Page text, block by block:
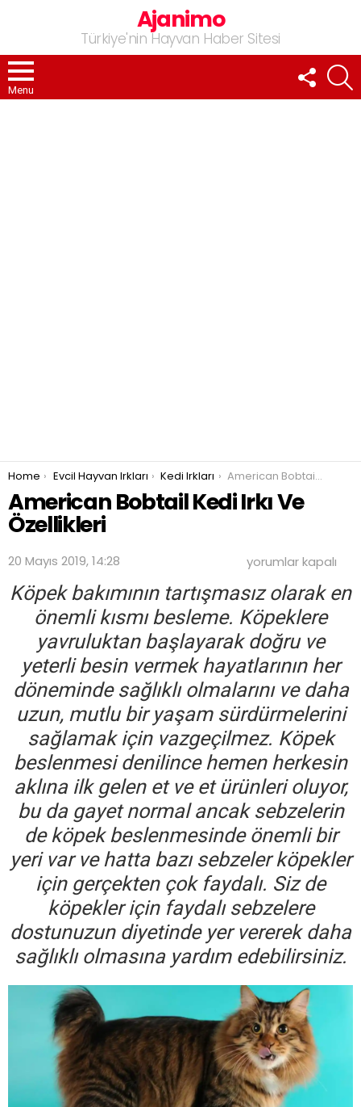
Ajanimo
Türkiye'nin Hayvan Haber Sitesi
Menu
FOLLOW
US
You are here:
Home Evcil Hayvan Irkları Kedi Irkları American Bobtail Kedi Irkı Ve Özellikleri
American Bobtail Kedi Irkı Ve
Özellikleri
20 Mayıs 2019, 14:28
American
Kedi
Irkı
Ve
Özellikleri
için
yorumlar kapalı
Köpek bakımının tartışmasız olarak en
önemli kısmı besleme. Köpeklere
yavruluktan başlayarak doğru ve
yeterli besin vermek hayatlarının her
döneminde sağlıklı olmalarını ve daha
uzun, mutlu bir yaşam sürdürmelerini
sağlamak için vazgeçilmez. Köpek
beslenmesi denilince hemen herkesin
aklına ilk gelen et ve et ürünleri oluyor,
bu da gayet normal ancak sebzelerin
de köpek beslenmesinde önemli bir
yeri var ve hatta bazı sebzeler köpekler
için gerçekten çok faydalı. Siz de
köpekler için faydalı sebzelere
dostunuzun diyetinde yer vererek daha
sağlıklı olmasına yardım edebilirsiniz.